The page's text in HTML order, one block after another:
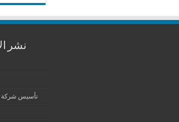
نشر
تأسيس شركة